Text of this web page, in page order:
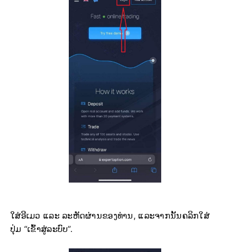
ໃສ່ອີເມວ ແລະ ລະຫັດຜ່ານຂອງທ່ານ, ແລະຈາກນັ້ນຄລິກໃສ່
ປຸ່ມ “ເຂົ້າສູ່ລະບົບ”.